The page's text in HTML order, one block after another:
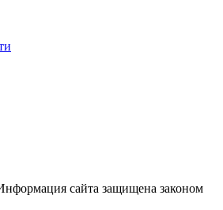
сайта защищена законом